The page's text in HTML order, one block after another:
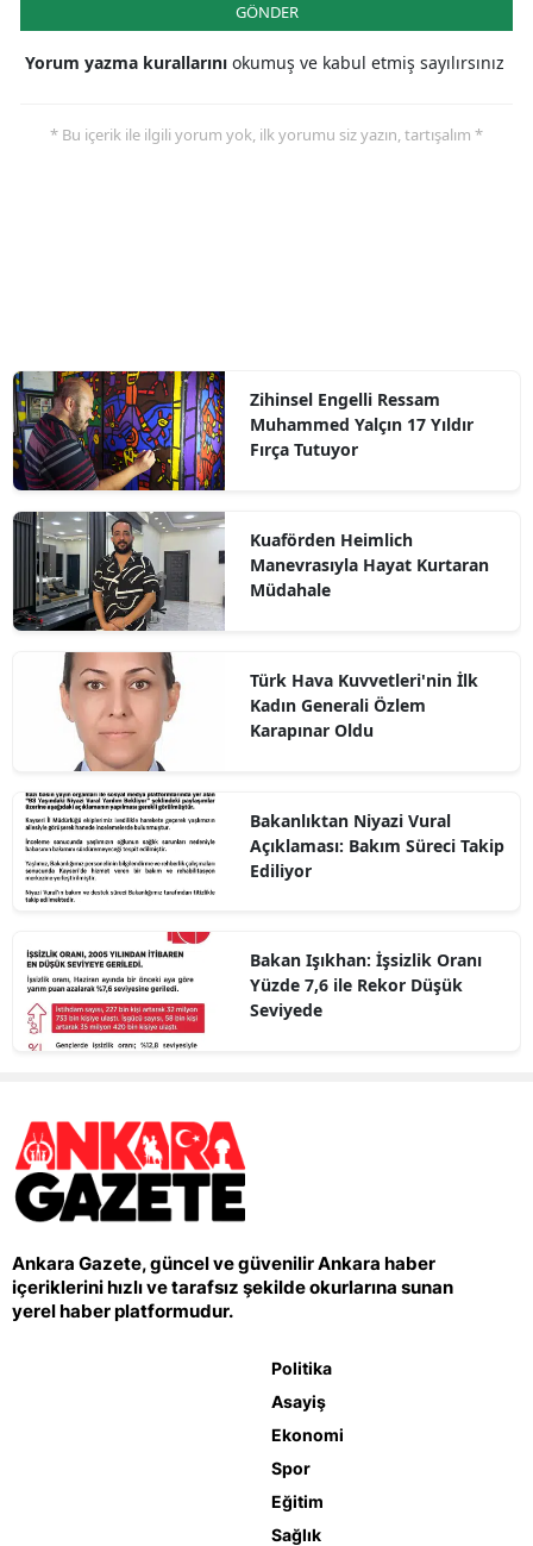
GÖNDER
Yorum yazma kurallarını okumuş ve kabul etmiş sayılırsınız
* Bu içerik ile ilgili yorum yok, ilk yorumu siz yazın, tartışalım *
Zihinsel Engelli Ressam
Muhammed Yalçın 17 Yıldır
Fırça Tutuyor
Kuaförden Heimlich
Manevrasıyla Hayat Kurtaran
Müdahale
Türk Hava Kuvvetleri'nin İlk
Kadın Generali Özlem
Karapınar Oldu
Bakanlıktan Niyazi Vural
Açıklaması: Bakım Süreci Takip
Ediliyor
Bakan Işıkhan: İşsizlik Oranı
Yüzde 7,6 ile Rekor Düşük
Seviyede
Ankara Gazete, güncel ve güvenilir Ankara haber
içeriklerini hızlı ve tarafsız şekilde okurlarına sunan
yerel haber platformudur.
Politika
Asayiş
Ekonomi
Spor
Eğitim
Sağlık